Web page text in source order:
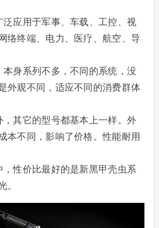
应用于军事、车载、工控、视
络终端、电力、医疗、航空、导
身系列不多，不同的系统，没
外观不同，适应不同的消费群体
，其它的型号都基本上一样。外
本不同，影响了价格。性能耐用
性价比最好的是新黑甲壳虫系
。